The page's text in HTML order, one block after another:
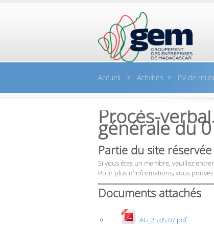
Accueil > Activités > PV de
Procès-
générale du
Partie du site
Si vous êtes un membre, veuillez
Pour plus d'informations, vous pouvez
Documents attachés
AG_25.05.07.pdf